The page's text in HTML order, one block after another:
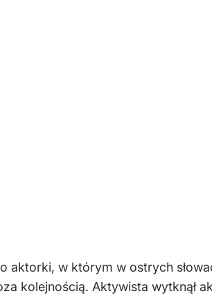
aktorki, w którym w ostrych
kolejnością. Aktywista wytknął